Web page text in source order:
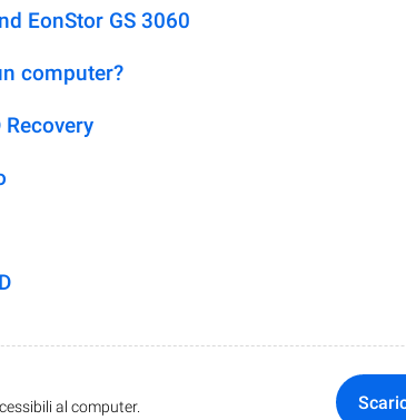
EonStor GS 3060
computer?
al computer.